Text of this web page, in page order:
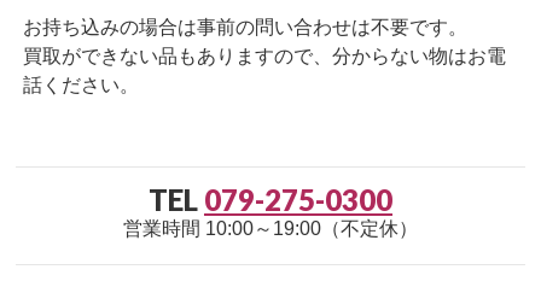
お持ち込みの場合は事前の問い合わせは不要です。
買取ができない品もありますので、分からない物はお電
話ください。
TEL 079-275-0300
営業時間 10:00～19:00（不定休）